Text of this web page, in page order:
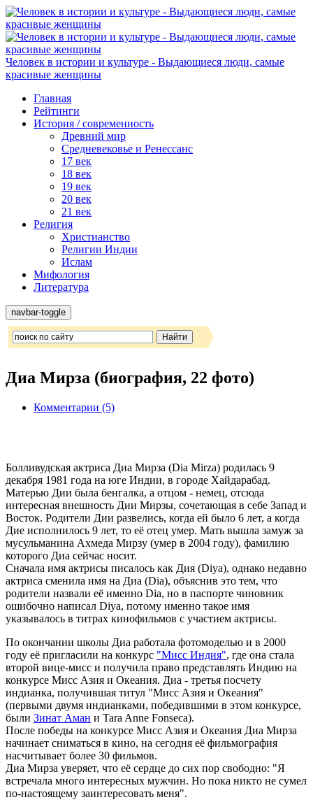
Человек в истории и культуре - Выдающиеся люди, самые
красивые женщины
Главная
Рейтинги
История / современность
Древний мир
Средневековье и Ренессанс
17 век
18 век
19 век
20 век
21 век
Религия
Христианство
Религии Индии
Ислам
Мифология
Литература
navbar-toggle
Диа Мирза (биография, 22 фото)
Комментарии (5)
Болливудская актриса Диа Мирза (Dia Mirza) родилась 9
декабря 1981 года на юге Индии, в городе Хайдарабад.
Матерью Дии была бенгалка, а отцом - немец, отсюда
интересная внешность Дии Мирзы, сочетающая в себе Запад и
Восток. Родители Дии развелись, когда ей было 6 лет, а когда
Дие исполнилось 9 лет, то её отец умер. Мать вышла замуж за
мусульманина Ахмеда Мирзу (умер в 2004 году), фамилию
которого Диа сейчас носит.
Сначала имя актрисы писалось как Дия (Diya), однако недавно
актриса сменила имя на Диа (Dia), объяснив это тем, что
родители назвали её именно Dia, но в паспорте чиновник
ошибочно написал Diya, потому именно такое имя
указывалось в титрах кинофильмов с участием актрисы.
По окончании школы Диа работала фотомоделью и в 2000
году её пригласили на конкурс "Мисс Индия", где она стала
второй вице-мисс и получила право представлять Индию на
конкурсе Мисс Азия и Океания. Диа - третья посчету
индианка, получившая титул "Мисс Азия и Океания"
(первыми двумя индианками, победившими в этом конкурсе,
были Зинат Аман и Tara Anne Fonseca).
После победы на конкурсе Мисс Азия и Океания Диа Мирза
начинает сниматься в кино, на сегодня её фильмография
насчитывает более 30 фильмов.
Диа Мирза уверяет, что её сердце до сих пор свободно: "Я
встречала много интересных мужчин. Но пока никто не сумел
по-настоящему заинтересовать меня".